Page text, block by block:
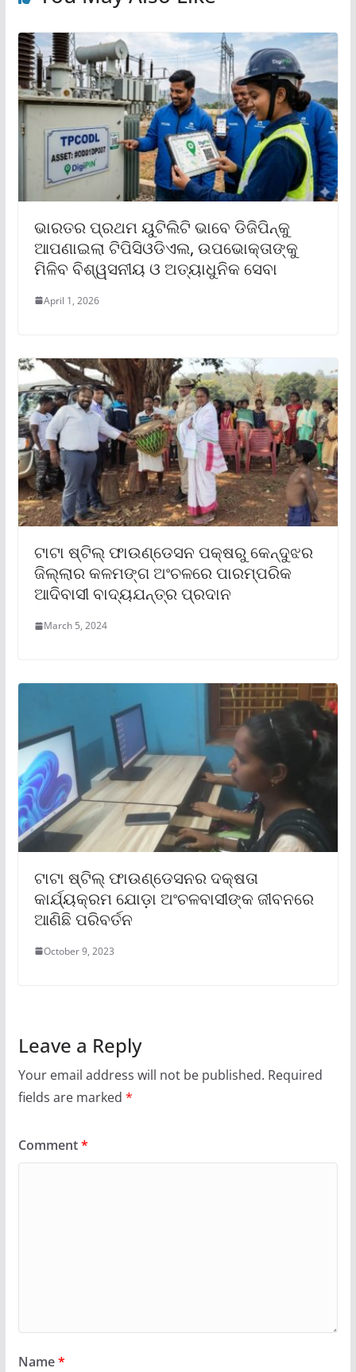
ଭାରତର ପ୍ରଥମ ୟୁଟିଲିଟି ଭାବେ ଡିଜିପିନ୍କୁ
ଆପଣାଇଲା ଟିପିସିଓଡିଏଲ, ଉପଭୋକ୍ତାଙ୍କୁ
ମିଳିବ ବିଶ୍ୱସନୀୟ ଓ ଅତ୍ୟାଧୁନିକ ସେବା
April 1, 2026
ଟାଟା ଷ୍ଟିଲ୍ ଫାଉଣ୍ଡେସନ ପକ୍ଷରୁ କେନ୍ଦୁଝର
ଜିଲ୍ଲାର କଳମଙ୍ଗ ଅଂଚଳରେ ପାରମ୍ପରିକ
ଆଦିବାସୀ ବାଦ୍ୟଯନ୍ତ୍ର ପ୍ରଦାନ
March 5, 2024
ଟାଟା ଷ୍ଟିଲ୍ ଫାଉଣ୍ଡେସନର ଦକ୍ଷତା
କାର୍ଯ୍ୟକ୍ରମ ଯୋଡ଼ା ଅଂଚଳବାସୀଙ୍କ ଜୀବନରେ
ଆଣିଛି ପରିବର୍ତନ
October 9, 2023
Leave a Reply
Your email address will not be published. Required
fields are marked *
Comment*
Name*